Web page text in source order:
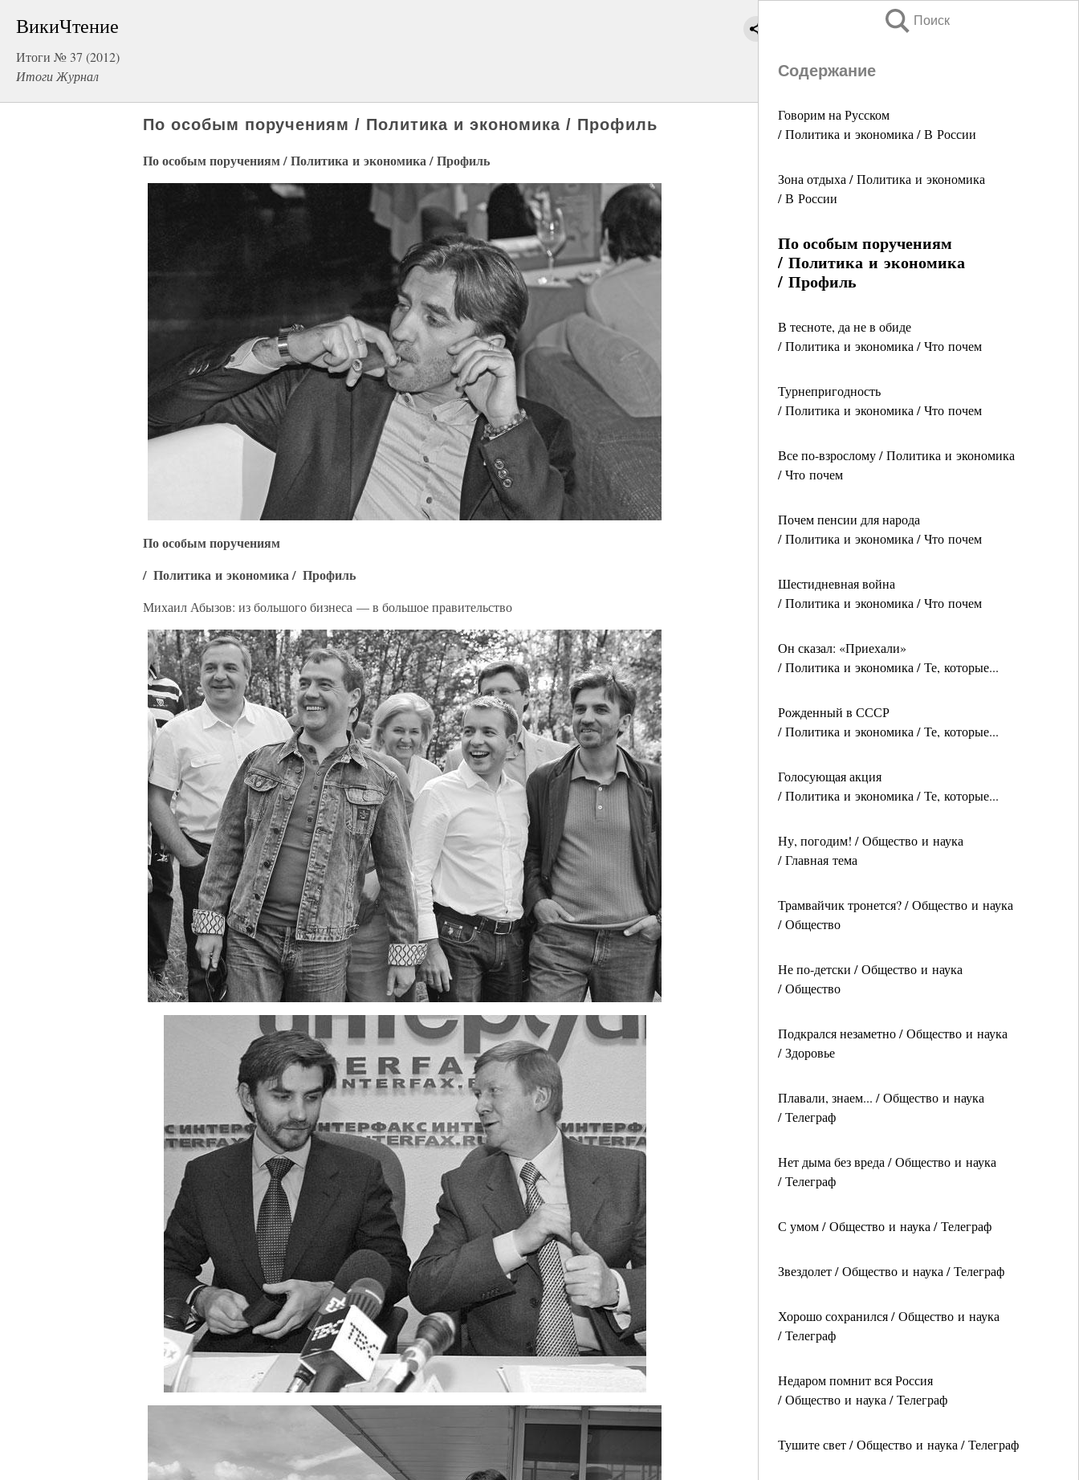
ВикиЧтение
Итоги № 37 (2012)
Итоги Журнал
Поиск
Содержание
Говорим на Русском
/ Политика и экономика / В России
Зона отдыха / Политика и экономика
/ В России
По особым поручениям
/ Политика и экономика
/ Профиль
В тесноте, да не в обиде
/ Политика и экономика / Что почем
Турнепригодность
/ Политика и экономика / Что почем
Все по-взрослому / Политика и экономика
/ Что почем
Почем пенсии для народа
/ Политика и экономика / Что почем
Шестидневная война
/ Политика и экономика / Что почем
Он сказал: «Приехали»
/ Политика и экономика / Те, которые...
Рожденный в СССР
/ Политика и экономика / Те, которые...
Голосующая акция
/ Политика и экономика / Те, которые...
Ну, погодим! / Общество и наука
/ Главная тема
Трамвайчик тронется? / Общество и наука
/ Общество
Не по-детски / Общество и наука
/ Общество
Подкрался незаметно / Общество и наука
/ Здоровье
Плавали, знаем... / Общество и наука
/ Телеграф
Нет дыма без вреда / Общество и наука
/ Телеграф
С умом / Общество и наука / Телеграф
Звездолет / Общество и наука / Телеграф
Хорошо сохранился / Общество и наука
/ Телеграф
Недаром помнит вся Россия
/ Общество и наука / Телеграф
Тушите свет / Общество и наука / Телеграф
По особым поручениям / Политика и экономика / Профиль
По особым поручениям / Политика и экономика / Профиль
По особым поручениям
/ Политика и экономика/ Профиль
Михаил Абызов: из большого бизнеса — в большое правительство